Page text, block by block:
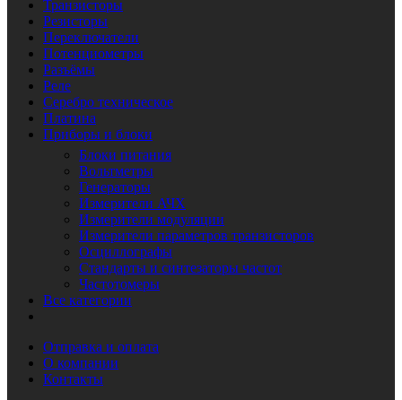
Транзисторы
Резисторы
Переключатели
Потенциометры
Разъёмы
Реле
Серебро техническое
Платина
Приборы и блоки
Блоки питания
Вольтметры
Генераторы
Измерители АЧХ
Измерители модуляции
Измерители параметров транзисторов
Осциллографы
Стандарты и синтезаторы частот
Частотомеры
Все категории
Отправка и оплата
О компании
Контакты